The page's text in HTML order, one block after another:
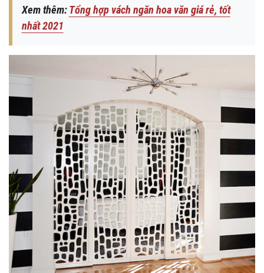
Xem thêm:Tổng hợp vách ngăn hoa văn giá rẻ, tốt
nhất 2021